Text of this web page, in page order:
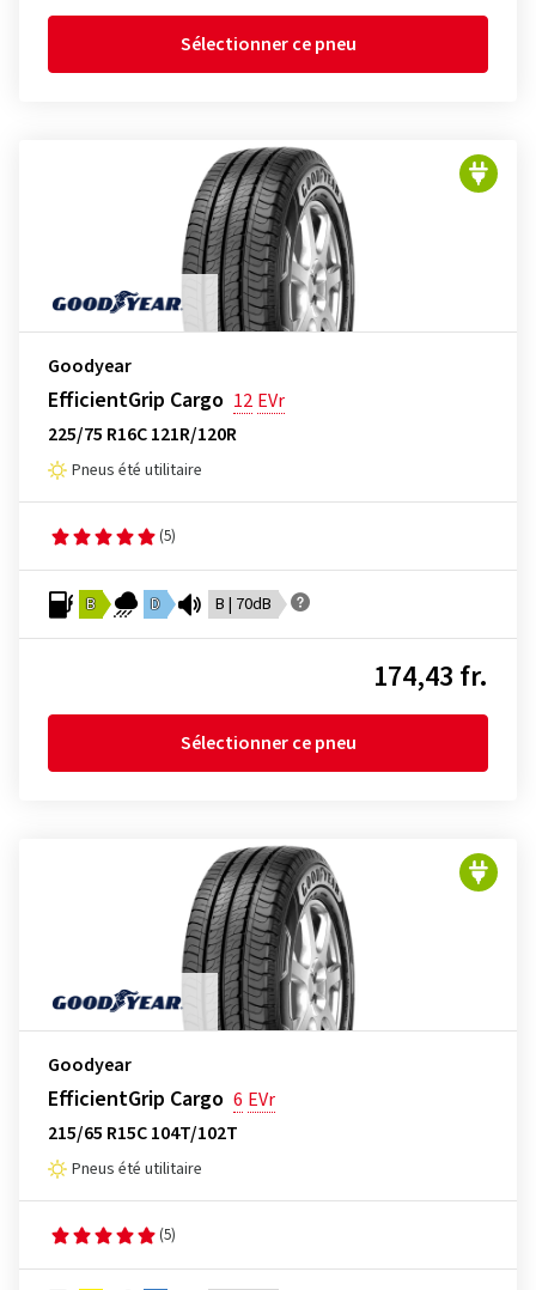
Sélectionner ce pneu
Goodyear
EfficientGrip Cargo 12 EVr
225/75 R16C 121R/120R
Pneus été utilitaire
(5)
B D B | 70dB
174,43 fr.
Sélectionner ce pneu
Goodyear
EfficientGrip Cargo 6 EVr
215/65 R15C 104T/102T
Pneus été utilitaire
(5)